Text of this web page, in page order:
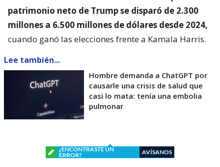
patrimonio neto de Trump se disparó de 2.300
millones a 6.500 millones de dólares desde 2024,
cuando ganó las elecciones frente a Kamala Harris.
Lee también...
Hombre demanda a ChatGPT por
causarle una crisis de salud que
casi lo mata: tenía una embolia
pulmonar
¿ENCONTRASTE UN
ERROR?
AVÍSANOS